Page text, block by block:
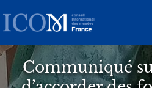
au
contenu
principal
Communiqué